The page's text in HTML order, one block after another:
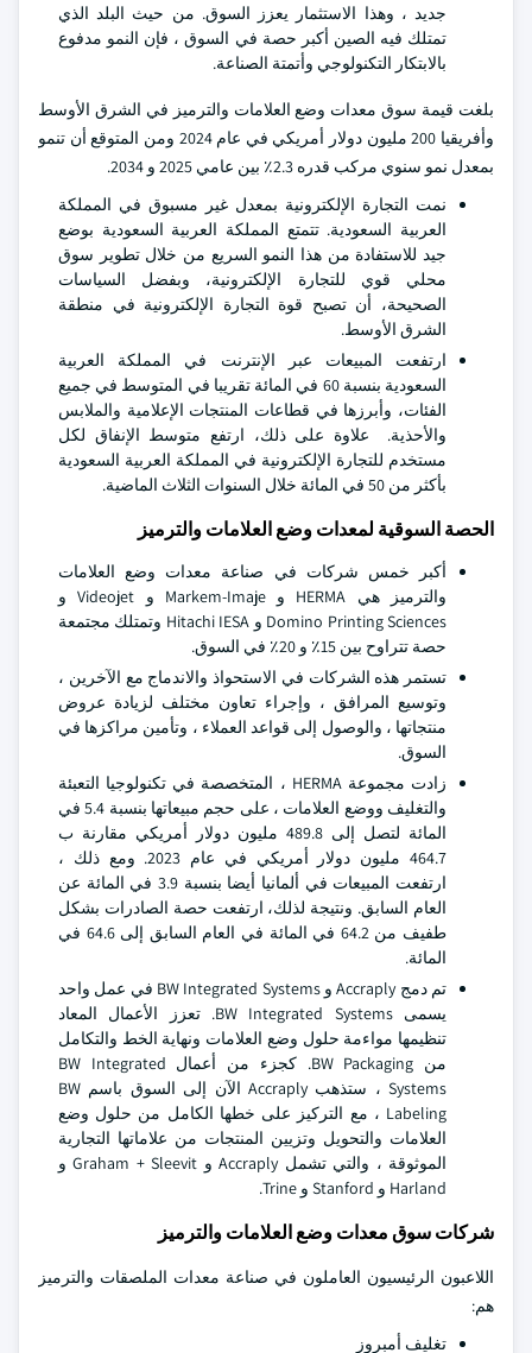
جديد ، وهذا الاستثمار يعزز السوق. من حيث البلد الذي
تمتلك فيه الصين أكبر حصة في السوق ، فإن النمو مدفوع
بالابتكار التكنولوجي وأتمتة الصناعة.
بلغت قيمة سوق معدات وضع العلامات والترميز في الشرق الأوسط
وأفريقيا 200 مليون دولار أمريكي في عام 2024 ومن المتوقع أن تنمو
بمعدل نمو سنوي مركب قدره 2.3٪ بين عامي 2025 و 2034.
نمت التجارة الإلكترونية بمعدل غير مسبوق في المملكة
العربية السعودية. تتمتع المملكة العربية السعودية بوضع
جيد للاستفادة من هذا النمو السريع من خلال تطوير سوق
محلي قوي للتجارة الإلكترونية، وبفضل السياسات
الصحيحة، أن تصبح قوة التجارة الإلكترونية في منطقة
الشرق الأوسط.
ارتفعت المبيعات عبر الإنترنت في المملكة العربية
السعودية بنسبة 60 في المائة تقريبا في المتوسط في جميع
الفئات، وأبرزها في قطاعات المنتجات الإعلامية والملابس
والأحذية. علاوة على ذلك، ارتفع متوسط الإنفاق لكل
مستخدم للتجارة الإلكترونية في المملكة العربية السعودية
بأكثر من 50 في المائة خلال السنوات الثلاث الماضية.
الحصة السوقية لمعدات وضع العلامات والترميز
أكبر خمس شركات في صناعة معدات وضع العلامات
والترميز هي HERMA و Markem-Imaje و Videojet و
Domino Printing Sciences و Hitachi IESA وتمتلك مجتمعة
حصة تتراوح بين 15٪ و 20٪ في السوق.
تستمر هذه الشركات في الاستحواذ والاندماج مع الآخرين ،
وتوسيع المرافق ، وإجراء تعاون مختلف لزيادة عروض
منتجاتها ، والوصول إلى قواعد العملاء ، وتأمين مراكزها في
السوق.
زادت مجموعة HERMA ، المتخصصة في تكنولوجيا التعبئة
والتغليف ووضع العلامات ، على حجم مبيعاتها بنسبة 5.4 في
المائة لتصل إلى 489.8 مليون دولار أمريكي مقارنة ب
464.7 مليون دولار أمريكي في عام 2023. ومع ذلك ،
ارتفعت المبيعات في ألمانيا أيضا بنسبة 3.9 في المائة عن
العام السابق. ونتيجة لذلك، ارتفعت حصة الصادرات بشكل
طفيف من 64.2 في المائة في العام السابق إلى 64.6 في
المائة.
تم دمج Accraply و BW Integrated Systems في عمل واحد
يسمى BW Integrated Systems. تعزز الأعمال المعاد
تنظيمها مواءمة حلول وضع العلامات ونهاية الخط والتكامل
من BW Packaging. كجزء من أعمال BW Integrated
Systems ، ستذهب Accraply الآن إلى السوق باسم BW
Labeling ، مع التركيز على خطها الكامل من حلول وضع
العلامات والتحويل وتزيين المنتجات من علاماتها التجارية
الموثوقة ، والتي تشمل Accraply و Graham + Sleevit و
Harland و Stanford و Trine.
شركات سوق معدات وضع العلامات والترميز
اللاعبون الرئيسيون العاملون في صناعة معدات الملصقات والترميز
هم:
تغليف أمبروز